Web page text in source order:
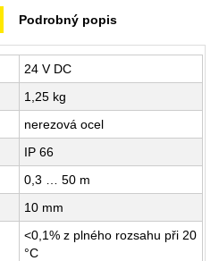
Podrobný popis
24 V DC
1,25 kg
nerezová ocel
IP 66
0,3 … 50 m
10 mm
<0,1% z plného rozsahu při 20
°C